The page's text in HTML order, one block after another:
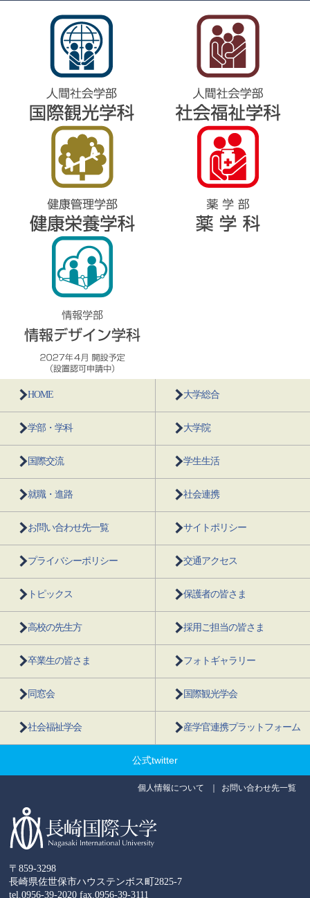
HOME 大学総合
学部・学科 大学院
国際交流 学生生活
就職・進路 社会連携
お問い合わせ先一覧 サイトポリシー
プライバシーポリシー 交通アクセス
トピックス 保護者の皆さま
高校の先生方 採用ご担当の皆さま
卒業生の皆さま フォトギャラリー
同窓会 国際観光学会
社会福祉学会 産学官連携プラットフォーム
公式twitter
〒859-3298
長崎県佐世保市ハウステンボス町2825-7
tel.0956-39-2020 fax.0956-39-3111
個人情報について お問い合わせ先一覧